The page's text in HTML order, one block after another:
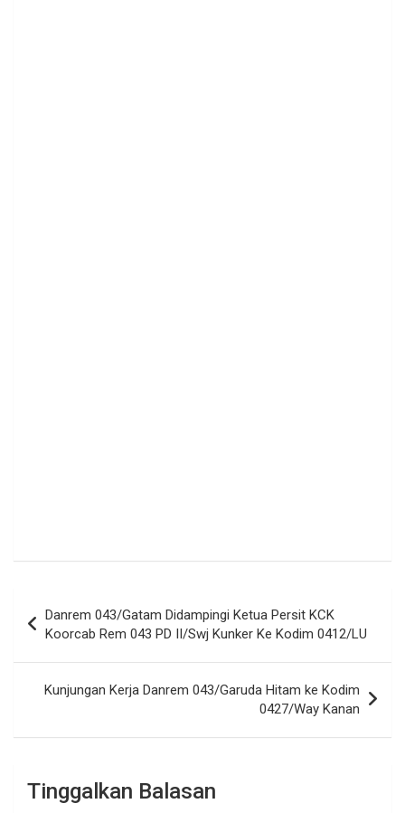
pos
Danrem 043/Gatam Didampingi Ketua Persit KCK
Koorcab Rem 043 PD II/Swj Kunker Ke Kodim 0412/LU
Kunjungan Kerja Danrem 043/Garuda Hitam ke Kodim
0427/Way Kanan
Tinggalkan Balasan